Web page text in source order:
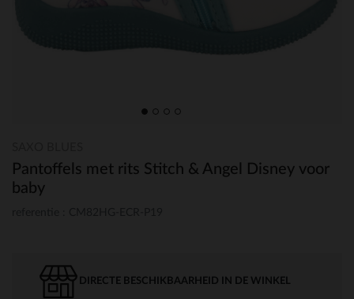
Pantoffels met rits Stitch & Angel Disney voor
baby
DIRECTE BESCHIKBAARHEID IN DE WINKEL